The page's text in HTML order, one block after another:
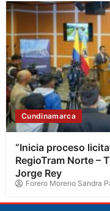
Cundinamarca
“Inicia proceso
RegioTram Norte –
Jorge Rey
Forero Moreno Sandra